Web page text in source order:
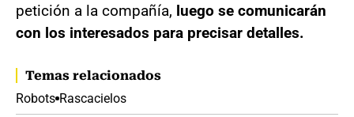
petición a la compañía, luego se comunicarán
con los interesados para precisar detalles.
Temas relacionados
Robots Rascacielos